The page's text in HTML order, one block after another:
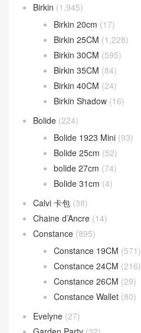
Birkin (1,945)
Birkin 20cm (17)
Birkin 25CM (1,228)
Birkin 30CM (595)
Birkin 35CM (84)
Birkin 40CM (24)
Birkin Shadow (16)
Bolide (224)
Bolide 1923 Mini (93)
Bolide 25cm (52)
bolide 27cm (74)
Bolide 31cm (4)
Calvi 卡包 (38)
Chaine d’Ancre (14)
Constance (895)
Constance 19CM (571)
Constance 24CM (216)
Constance 26CM (29)
Constance Wallet (80)
Evelyne (27)